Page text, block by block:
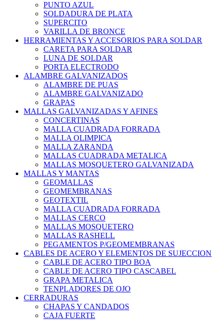
PUNTO AZUL
SOLDADURA DE PLATA
SUPERCITO
VARILLA DE BRONCE
HERRAMIENTAS Y ACCESORIOS PARA SOLDAR
CARETA PARA SOLDAR
LUNA DE SOLDAR
PORTA ELECTRODO
ALAMBRE GALVANIZADOS
ALAMBRE DE PUAS
ALAMBRE GALVANIZADO
GRAPAS
MALLAS GALVANIZADAS Y AFINES
CONCERTINAS
MALLA CUADRADA FORRADA
MALLA OLIMPICA
MALLA ZARANDA
MALLAS CUADRADA METALICA
MALLAS MOSQUETERO GALVANIZADA
MALLAS Y MANTAS
GEOMALLAS
GEOMEMBRANAS
GEOTEXTIL
MALLA CUADRADA FORRADA
MALLAS CERCO
MALLAS MOSQUETERO
MALLAS RASHELL
PEGAMENTOS P/GEOMEMBRANAS
CABLES DE ACERO Y ELEMENTOS DE SUJECCION
CABLE DE ACERO TIPO BOA
CABLE DE ACERO TIPO CASCABEL
GRAPA METALICA
TENPLADORES DE OJO
CERRADURAS
CHAPAS Y CANDADOS
CAJA FUERTE